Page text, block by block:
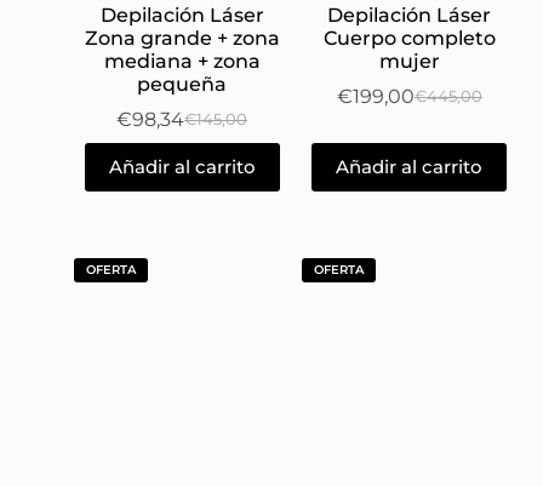
Depilación Láser
Zona grande + zona
mediana + zona
pequeña
€145,00
€98,34
Añadir al carrito
Depilación Láser
Cuerpo completo
mujer
€445,00
€199,00
Añadir al carrito
OFERTA OFERTA